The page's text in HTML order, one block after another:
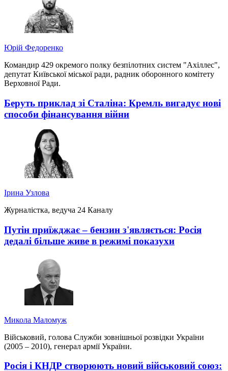
Юрій Федоренко
Командир 429 окремого полку безпілотних систем "Ахіллес",
депутат Київської міської ради, радник оборонного комітету
Верховної Ради.
Беруть приклад зі Сталіна: Кремль вигадує нові
способи фінансування війни
Ірина Узлова
Журналістка, ведуча 24 Каналу
Путін приїжджає – бензин з'являється: Росія
дедалі більше живе в режимі показухи
Микола Маломуж
Військовий, голова Служби зовнішньої розвідки України
(2005 – 2010), генерал армії України.
Росія і КНДР створюють новий військовий союз: